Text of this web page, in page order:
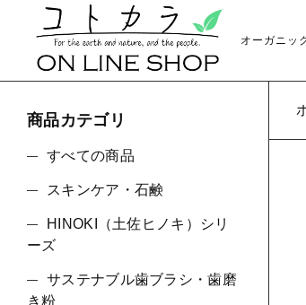
オーガニッ
商品カテゴリ
すべての商品
スキンケア・石鹸
HINOKI（土佐ヒノキ）シリ
ーズ
サステナブル歯ブラシ・歯磨
き粉
親カテゴリ